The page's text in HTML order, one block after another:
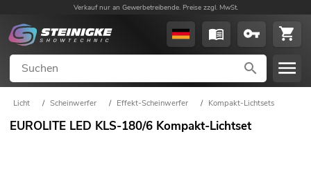
Verkauf nur an Gewerbetreibende. Preise zzgl. MwSt.
Licht / Scheinwerfer / Effekt-Scheinwerfer / Kompakt-Lichtsets
EUROLITE LED KLS-180/6 Kompakt-Lichtset